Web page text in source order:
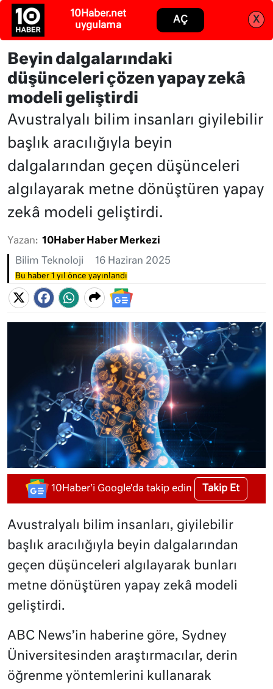
Abone ol Giriş
Beyin dalgalarındaki
düşünceleri çözen yapay zekâ
modeli geliştirdi
Avustralyalı bilim insanları giyilebilir
başlık aracılığıyla beyin
dalgalarından geçen düşünceleri
algılayarak metne dönüştüren yapay
zekâ modeli geliştirdi.
Yazan: 10Haber Haber Merkezi
Bilim Teknoloji 16 Haziran 2025
Bu haber 1 yıl önce yayınlandı
10Haber'i Google'da takip edin Takip Et
Avustralyalı bilim insanları, giyilebilir
başlık aracılığıyla beyin dalgalarından
geçen düşünceleri algılayarak bunları
metne dönüştüren yapay zekâ modeli
geliştirdi.
ABC News’in haberine göre, Sydney
Üniversitesinden araştırmacılar, derin
öğrenme yöntemlerini kullanarak